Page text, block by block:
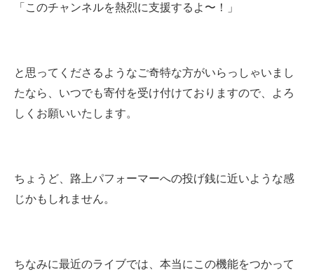
「このチャンネルを熱烈に支援するよ〜！」
と思ってくださるようなご奇特な方がいらっしゃいまし
たなら、いつでも寄付を受け付けておりますので、よろ
しくお願いいたします。
ちょうど、路上パフォーマーへの投げ銭に近いような感
じかもしれません。
ちなみに最近のライブでは、本当にこの機能をつかって